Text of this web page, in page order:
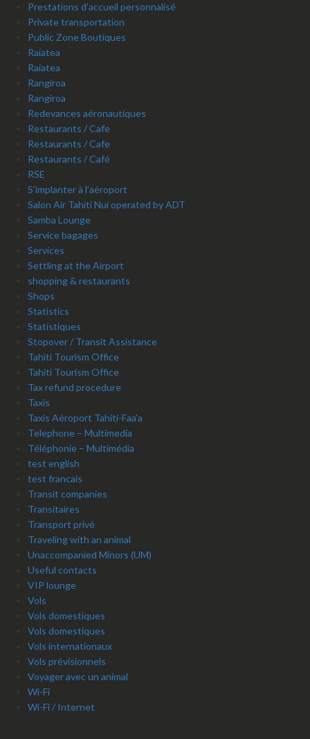
Prestations d’accueil personnalisé
Private transportation
Public Zone Boutiques
Raiatea
Raiatea
Rangiroa
Rangiroa
Redevances aéronautiques
Restaurants / Cafe
Restaurants / Cafe
Restaurants / Café
RSE
S’implanter à l’aéroport
Salon Air Tahiti Nui operated by ADT
Samba Lounge
Service bagages
Services
Settling at the Airport
shopping & restaurants
Shops
Statistics
Statistiques
Stopover / Transit Assistance
Tahiti Tourism Office
Tahiti Tourism Office
Tax refund procedure
Taxis
Taxis Aéroport Tahiti-Faa’a
Telephone – Multimedia
Téléphonie – Multimédia
test english
test francais
Transit companies
Transitaires
Transport privé
Traveling with an animal
Unaccompanied Minors (UM)
Useful contacts
VIP lounge
Vols
Vols domestiques
Vols domestiques
Vols internationaux
Vols prévisionnels
Voyager avec un animal
Wi-Fi
Wi-Fi / Internet